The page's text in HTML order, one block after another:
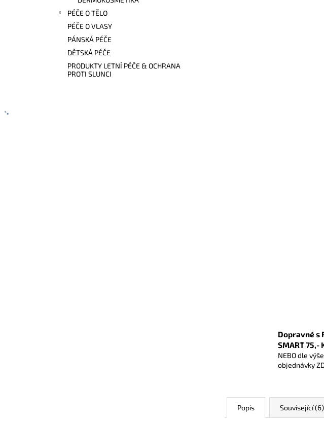
PÉČE O TĚLO
PÉČE O VLASY
PÁNSKÁ PÉČE
DĚTSKÁ PÉČE
PRODUKTY LETNÍ PÉČE & OCHRANA
PROTI SLUNCI
Dopravné s
SMART 75,-
NEBO dle výše
objednávky
Popis Související (6)